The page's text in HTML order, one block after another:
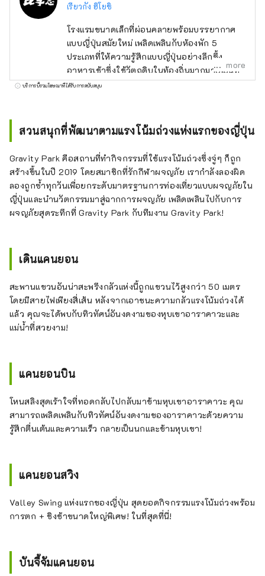
เรียวกัง ฮิโยชิ
โรงแรมขนาดเล็กที่ผ่อนคลายพร้อมบรรยากาศ
แบบญี่ปุ่นสมัยใหม่ เพลิดเพลินกับห้องพัก 5
ประเภทที่ให้ความรู้สึกแบบญี่ปุ่นอย่างลึกซึ้ง
อาหารเช้าซึ่งใช้วัตถุดิบในท้องถิ่นมากมายเป็นที่
นิยม ห้องแป้งแห่งอนาคตที่ดูเหมือนอยู่ในยาน
เตาฟืนเพื่อให้ร่างกายและจิตใจอบอุ่น ตกแต่ง
ด้วยดอกไม้ป่าที่เงียบสงบแต่งดงามและแข็งแกร่ง
เดิน 8 นาทีจากสถานีเซบุจิจิบุ ที่พักไม่รวมอาหาร
และอาหารเช้า ผู้ได้รับรางวัล OMOTENASHI
Selection ปี 2022
more
บริการนี้รวมโฆษณาที่ได้รับการสนับสนุน
สวนสนุกที่พัฒนาตามแรงโน้มถ่วงแห่งแรกของญี่ปุ่น
Gravity Park คือสถานที่ทำกิจกรรมที่ใช้แรงโน้มถ่วงซึ่งจู่ๆ ก็ถูก
สร้างขึ้นในปี 2019 โดยสมาชิกที่รักกีฬาผจญภัย เรากำลังลองผิด
ลองถูกซ้ำทุกวันเพื่อยกระดับมาตรฐานการท่องเที่ยวแบบผจญภัยใน
ญี่ปุ่นและนำนวัตกรรมมาสู่ฉากการผจญภัย เพลิดเพลินไปกับการ
ผจญภัยสุดระทึกที่ Gravity Park กับทีมงาน Gravity Park!
เดินแคนยอน
สะพานแขวนอันน่าสะพรึงกลัวแห่งนี้ถูกแขวนไว้สูงกว่า 50 เมตร
โดยมีสายไฟเพียงสี่เส้น หลังจากเอาชนะความกลัวแรงโน้มถ่วงได้
แล้ว คุณจะได้พบกับทิวทัศน์อันงดงามของหุบเขาอาราคาวะและ
แม่น้ำที่สวยงาม!
แคนยอนบิน
โหนสลิงสุดเร้าใจที่ทอดกลับไปกลับมาข้ามหุบเขาอาราคาวะ คุณ
สามารถเพลิดเพลินกับทิวทัศน์อันงดงามของอาราคาวะด้วยความ
รู้สึกตื่นเต้นและความเร็ว กลายเป็นนกและข้ามหุบเขา!
แคนยอนสวิง
Valley Swing แห่งแรกของญี่ปุ่น สุดยอดกิจกรรมแรงโน้มถ่วงพร้อม
การตก + ชิงช้าขนาดใหญ่พิเศษ! ในที่สุดที่นี่!
บันจี้จัมแคนยอน